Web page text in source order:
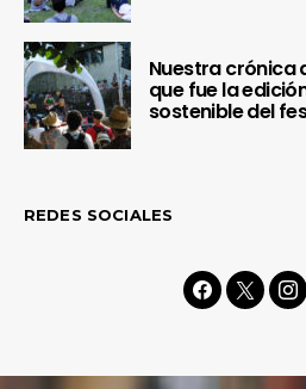
Nuestra crónica
que fue la
sostenible del
REDES SOCIALES